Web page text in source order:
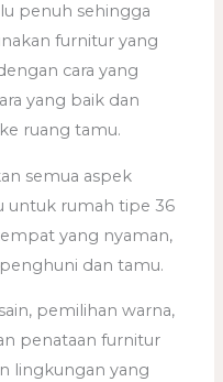
penuh sehingga
furnitur yang
cara yang
yang baik dan
ruang tamu.
semua aspek
untuk rumah tipe 36
yang nyaman,
dan tamu.
pemilihan warna,
penataan furnitur
lingkungan yang